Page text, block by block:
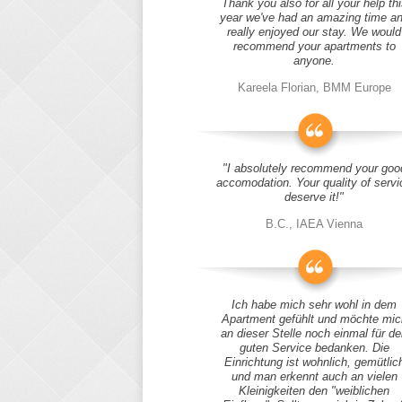
Thank you also for all your help
year we've had an amazing time
really enjoyed our stay. We would
recommend your apartments to
anyone.
Kareela Florian, BMM Europe
"I absolutely recommend your
accomodation. Your quality of
deserve it!"
B.C., IAEA Vienna
Ich habe mich sehr wohl in dem
Apartment gefühlt und möchte
an dieser Stelle noch einmal für
guten Service bedanken. Die
Einrichtung ist wohnlich,
und man erkennt auch an vielen
Kleinigkeiten den "weiblichen